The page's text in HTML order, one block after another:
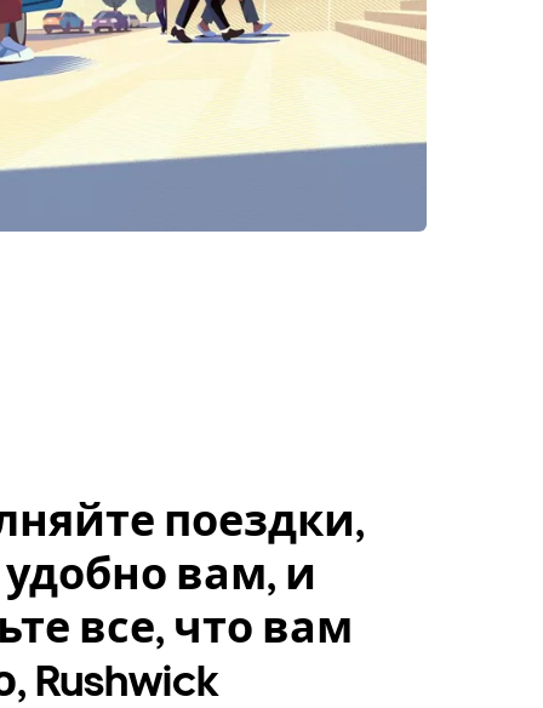
поездки,
удобно вам, и
все, что вам
Rushwick